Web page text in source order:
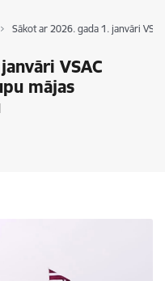
Sākot ar 2026. gada 1. janvāri
VSAC
mājas